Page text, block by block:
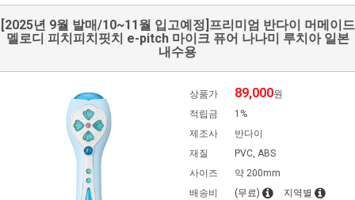
[2025년 9월 발매/10~11월 입고예정]프리미엄 반다이 머메이드
멜로디 피치피치핏치 e-pitch 마이크 퓨어 나나미 루치아 일본
내수용
상품가 89,000원
적립금
1%
제조사
반다이
재질
PVC, ABS
사이즈
약 200mm
배송비
(무료) 지역별